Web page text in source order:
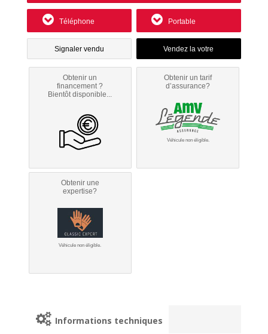
Téléphone Portable
Signaler vendu
Obtenir un
financement ?
Bientôt disponible...
Obtenir un tarif
d’assurance?
Véhicule non éligible.
Obtenir une
expertise?
Véhicule non éligible.
Informations techniques